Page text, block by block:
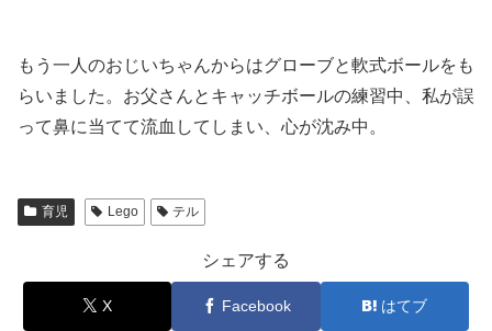
もう一人のおじいちゃんからはグローブと軟式ボールをも
らいました。お父さんとキャッチボールの練習中、私が誤
って鼻に当てて流血してしまい、心が沈み中。
育児 Lego テル
シェアする
X Facebook はてブ